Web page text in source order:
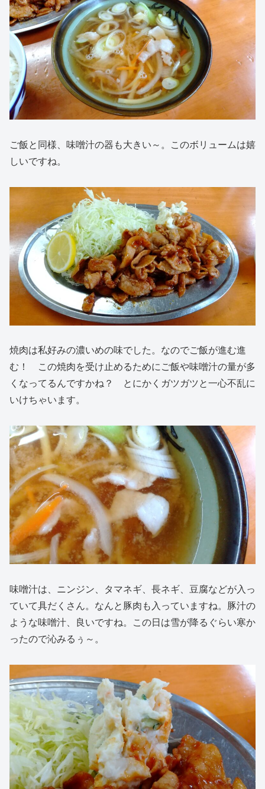
ご飯と同様、味噌汁の器も大きい～。このボリュームは嬉
しいですね。
焼肉は私好みの濃いめの味でした。なのでご飯が進む進
む！ この焼肉を受け止めるためにご飯や味噌汁の量が多
くなってるんですかね？ とにかくガツガツと一心不乱に
いけちゃいます。
味噌汁は、ニンジン、タマネギ、長ネギ、豆腐などが入っ
ていて具だくさん。なんと豚肉も入っていますね。豚汁の
ような味噌汁、良いですね。この日は雪が降るぐらい寒か
ったので沁みるぅ～。